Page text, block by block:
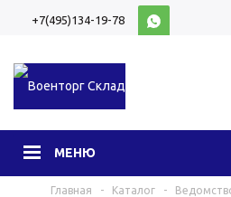
+7(495)134-19-78
МЕНЮ
Главная - Каталог -